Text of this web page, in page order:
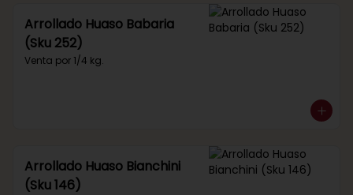
Arrollado Huaso Babaria
(Sku 252)
Venta por 1/4 kg.
Arrollado Huaso Bianchini
(Sku 146)